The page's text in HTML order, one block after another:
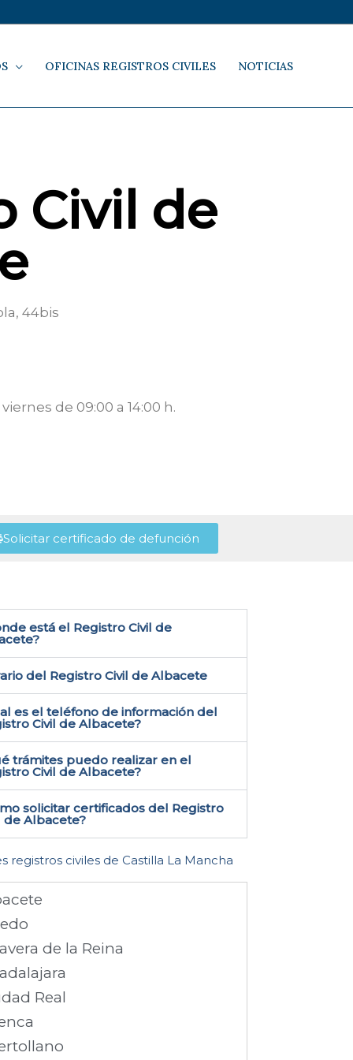
OFICINAS REGISTROS CIVILES NOTICIAS
Civil de
44bis
de 09:00 a 14:00 h.
Solicitar certificado de defunción
está el Registro Civil de
del Registro Civil de Albacete
es el teléfono de información del
Civil de Albacete?
trámites puedo realizar en el
Civil de Albacete?
solicitar certificados del Registro
de Albacete?
registros civiles de Castilla La Mancha
de la Reina
Real